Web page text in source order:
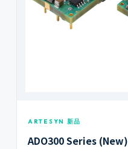
ARTESYN 新品
ADO300 Series (New)